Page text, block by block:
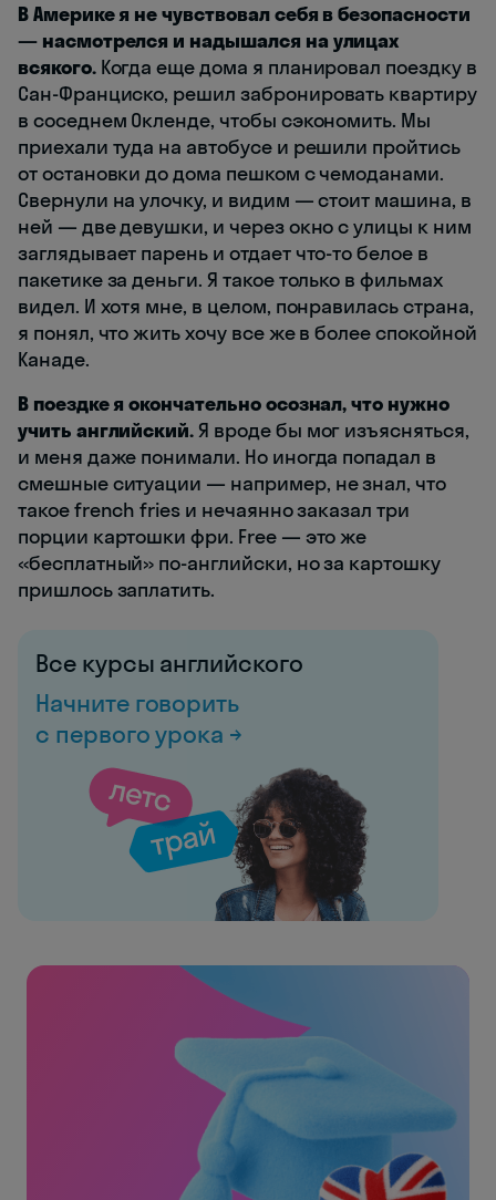
В Америке я не чувствовал себя в безопасности
— насмотрелся и надышался на улицах
всякого. Когда еще дома я планировал поездку в
Сан-Франциско, решил забронировать квартиру
в соседнем Окленде, чтобы сэкономить. Мы
приехали туда на автобусе и решили пройтись
от остановки до дома пешком с чемоданами.
Свернули на улочку, и видим — стоит машина, в
ней — две девушки, и через окно с улицы к ним
заглядывает парень и отдает что-то белое в
пакетике за деньги. Я такое только в фильмах
видел. И хотя мне, в целом, понравилась страна,
я понял, что жить хочу все же в более спокойной
Канаде.
В поездке я окончательно осознал, что нужно
учить английский.Я вроде бы мог изъясняться,
и меня даже понимали. Но иногда попадал в
смешные ситуации — например, не знал, что
такое french fries и нечаянно заказал три
порции картошки фри. Free — это же
«бесплатный» по-английски, но за картошку
пришлось заплатить.
Все курсы английского
Начните говорить
с первого урока →